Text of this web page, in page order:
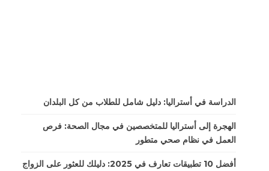
الدراسة في أستراليا: دليل شامل للطلاب من كل البلدان
الهجرة إلى أستراليا للمتخصصين في مجال الصحة: فرص
العمل في نظام صحي متطور
أفضل 10 تطبيقات تعارف في 2025: دليلك للعثور على الزواج